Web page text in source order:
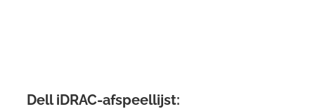
Dell iDRAC-afspeellijst: